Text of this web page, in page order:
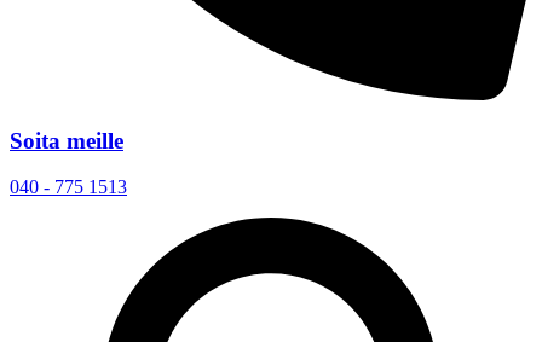
Soita meille
040 - 775 1513